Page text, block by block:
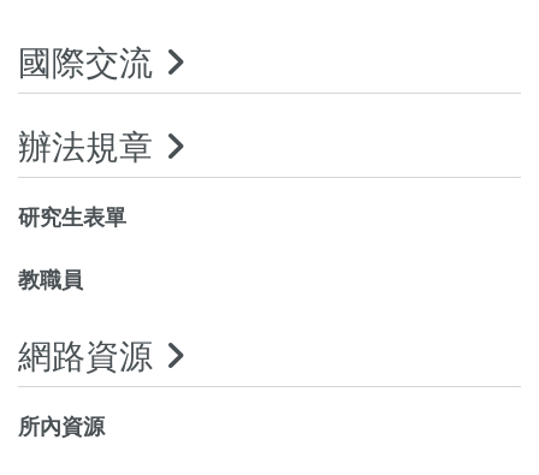
國際交流
辦法規章
研究生表單
教職員
網路資源
所內資源